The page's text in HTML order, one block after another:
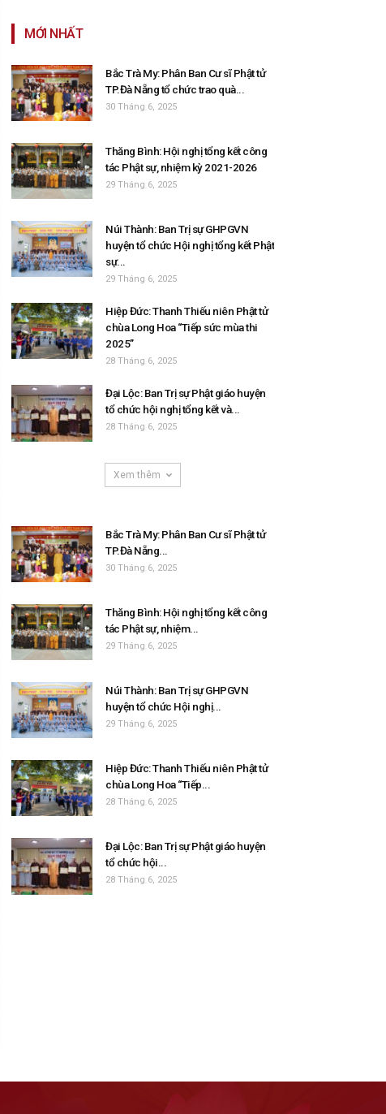
MỚI NHẤT
Bắc Trà My: Phân Ban Cư sĩ Phật tử
TP.Đà Nẵng tổ chức trao quà...
30 Tháng 6, 2025
Thăng Bình: Hội nghị tổng kết công
tác Phật sự, nhiệm kỳ 2021-2026
29 Tháng 6, 2025
Núi Thành: Ban Trị sự GHPGVN
huyện tổ chức Hội nghị tổng kết Phật
sự...
29 Tháng 6, 2025
Hiệp Đức: Thanh Thiếu niên Phật tử
chùa Long Hoa “Tiếp sức mùa thi
2025”
28 Tháng 6, 2025
Đại Lộc: Ban Trị sự Phật giáo huyện
tổ chức hội nghị tổng kết và...
28 Tháng 6, 2025
Xem thêm
Bắc Trà My: Phân Ban Cư sĩ Phật tử
TP.Đà Nẵng...
30 Tháng 6, 2025
Thăng Bình: Hội nghị tổng kết công
tác Phật sự, nhiệm...
29 Tháng 6, 2025
Núi Thành: Ban Trị sự GHPGVN
huyện tổ chức Hội nghị...
29 Tháng 6, 2025
Hiệp Đức: Thanh Thiếu niên Phật tử
chùa Long Hoa “Tiếp...
28 Tháng 6, 2025
Đại Lộc: Ban Trị sự Phật giáo huyện
tổ chức hội...
28 Tháng 6, 2025